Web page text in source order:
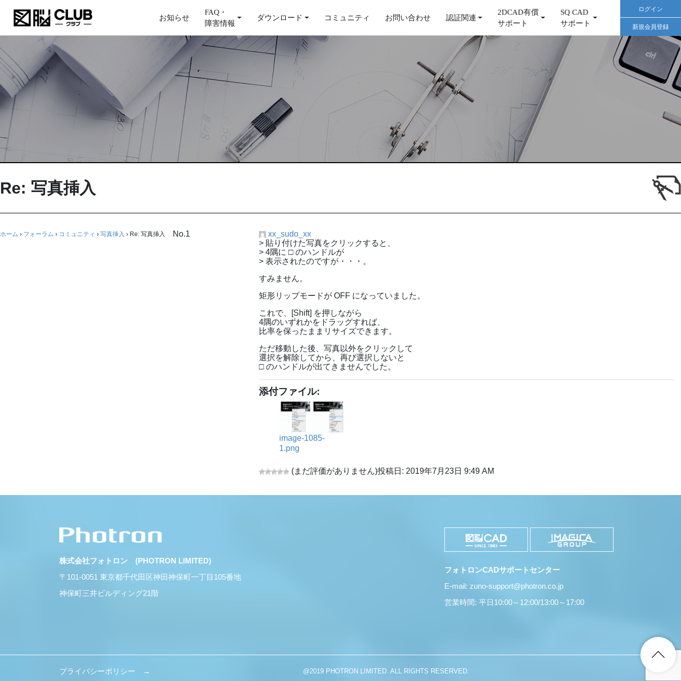
お知らせ
FAQ・
障害情報
ダウンロード コミュニティ お問い合わせ 認証関連
2DCAD有償
サポート
SQ CAD
サポート
ログイン
新規会員登録
Re: 写真挿入
ホーム › フォーラム › コミュニティ › 写真挿入 › Re: 写真挿入 No.1
xx_sudo_xx
> 貼り付けた写真をクリックすると、
> 4隅に □ のハンドルが
> 表示されたのですが・・・。
すみません。
矩形リップモードが OFF になっていました。
これで、[Shift] を押しながら
4隅のいずれかをドラッグすれば、
比率を保ったままリサイズできます。
ただ移動した後、写真以外をクリックして
選択を解除してから、再び選択しないと
□ のハンドルが出てきませんでした。
添付ファイル:
image-1085-
1.png
(まだ評価がありません)投稿日: 2019年7月23日 9:49 AM
株式会社フォトロン (PHOTRON LIMITED)
〒101-0051 東京都千代田区神田神保町一丁目105番地
神保町三井ビルディング21階
フォトロンCADサポートセンター
E-mail: zuno-support@photron.co.jp
営業時間: 平日10:00～12:00/13:00～17:00
プライバシーポリシー → @2019 PHOTRON LIMITED. ALL RIGHTS RESERVED.